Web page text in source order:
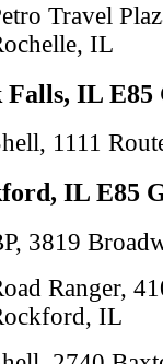
Travel
IL
Falls, IL E85
1111
IL E85
3819
Ranger,
IL